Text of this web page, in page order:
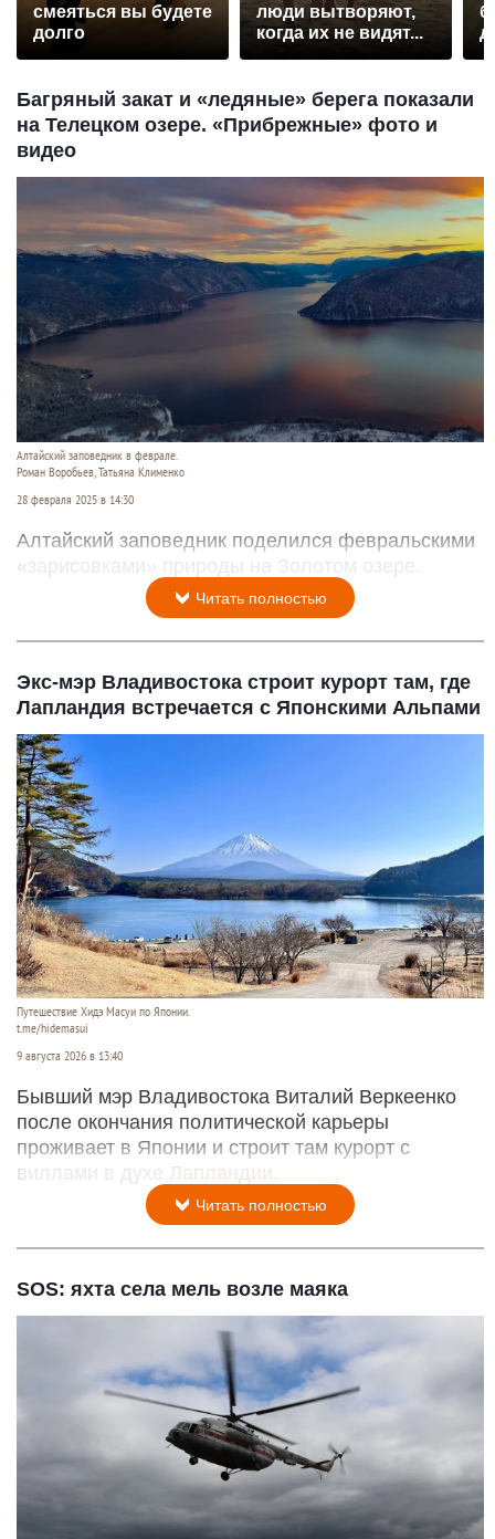
смеяться вы будете
долго
люди вытворяют,
когда их не видят...
Багряный закат и «ледяные» берега показали
на Телецком озере. «Прибрежные» фото и
видео
Алтайский заповедник в феврале.
Роман Воробьев, Татьяна Клименко
28 февраля 2025 в 14:30
Алтайский заповедник поделился февральскими
«зарисовками» природы на Золотом озере.
Читать полностью
Экс-мэр Владивостока строит курорт там, где
Лапландия встречается с Японскими Альпами
Путешествие Хидэ Масуи по Японии.
t.me/hidemasui
9 августа 2026 в 13:40
Бывший мэр Владивостока Виталий Веркеенко
после окончания политической карьеры
проживает в Японии и строит там курорт с
виллами в духе Лапландии.
Читать полностью
SOS: яхта села мель возле маяка